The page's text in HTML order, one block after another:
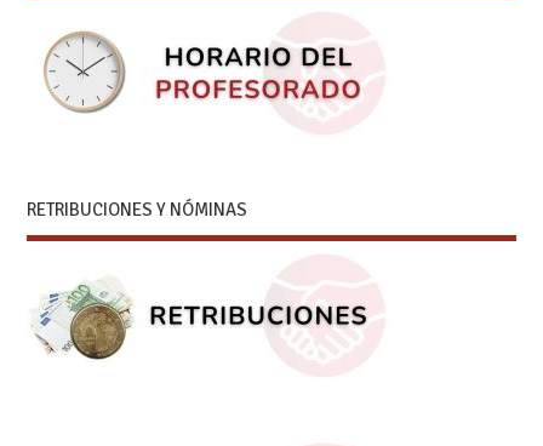
RETRIBUCIONES Y NÓMINAS